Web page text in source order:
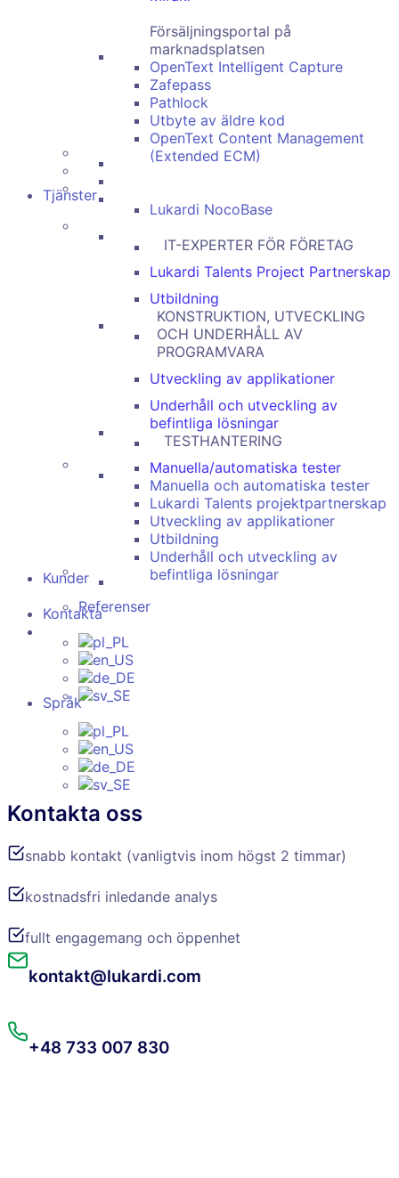
Försäljningsportal på
marknadsplatsen
OpenText Intelligent Capture
Zafepass
Pathlock
Utbyte av äldre kod
OpenText Content Management
(Extended ECM)
Lukardi NocoBase
Tjänster
IT-EXPERTER FÖR FÖRETAG
Lukardi Talents Project Partnerskap
Utbildning
KONSTRUKTION, UTVECKLING
OCH UNDERHÅLL AV
PROGRAMVARA
Utveckling av applikationer
Underhåll och utveckling av
befintliga lösningar
TESTHANTERING
Manuella/automatiska tester
Manuella och automatiska tester
Lukardi Talents projektpartnerskap
Utveckling av applikationer
Utbildning
Underhåll och utveckling av
befintliga lösningar
Kunder
Referenser
Kontakta
Språk
Kontakta oss
snabb kontakt (vanligtvis inom högst 2 timmar)
kostnadsfri inledande analys
fullt engagemang och öppenhet
kontakt@lukardi.com
+48 733 007 830